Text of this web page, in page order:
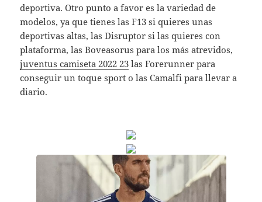
deportiva. Otro punto a favor es la variedad de
modelos, ya que tienes las F13 si quieres unas
deportivas altas, las Disruptor si las quieres con
plataforma, las Boveasorus para los más atrevidos,
juventus camiseta 2022 23 las Forerunner para
conseguir un toque sport o las Camalfi para llevar a
diario.